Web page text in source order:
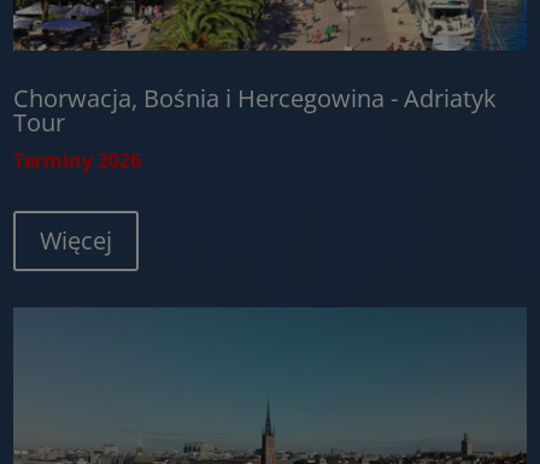
Chorwacja, Bośnia i Hercegowina - Adriatyk
Tour
Terminy 2026
Więcej